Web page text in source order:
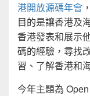
港開放源碼年會
目的是讓香港及
香港發表和展示
碼的經驗，尋找
習、了解香港和
今年主題為